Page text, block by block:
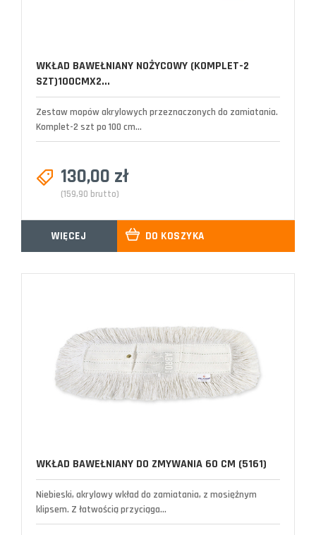
WKŁAD BAWEŁNIANY NOŻYCOWY (KOMPLET-2
SZT)100CMX2...
Zestaw mopów akrylowych przeznaczonych do zamiatania.
Komplet-2 szt po 100 cm...
130,00 zł
(159,90 brutto)
WIĘCEJ DO KOSZYKA
WKŁAD BAWEŁNIANY DO ZMYWANIA 60 CM (5161)
Niebieski, akrylowy wkład do zamiatania, z mosiężnym
klipsem. Z łatwością przyciąga...